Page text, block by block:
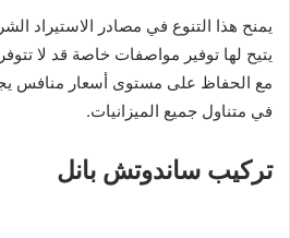
يمنح هذا التنوع في مصادر الاستيراد
يتيح لها توفير مواصفات خاصة قد لا
مع الحفاظ على مستوى أسعار منافس
في متناول جميع الميزانيات.
تركيب ساندوتش بانل